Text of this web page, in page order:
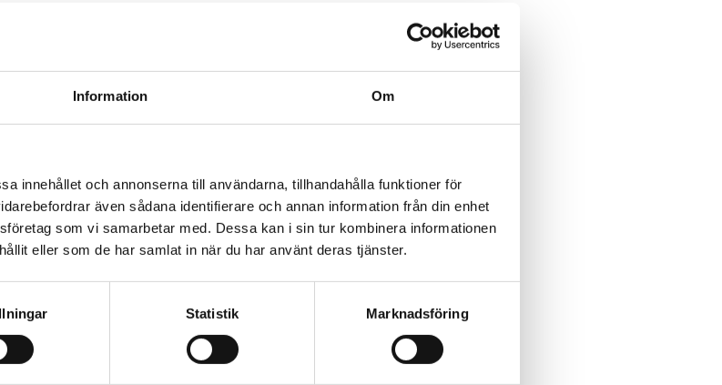
Information Om
innehållet och annonserna till användarna, tillhandahålla funktioner för
även sådana identifierare och annan information från din enhet
som vi samarbetar med. Dessa kan i sin tur kombinera informationen
eller som de har samlat in när du har använt deras tjänster.
Statistik Marknadsföring